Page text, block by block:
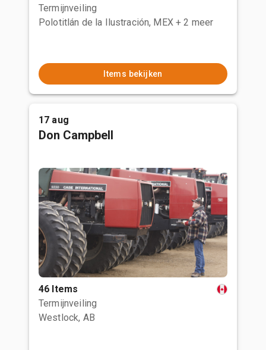
Termijnveiling
Polotitlán de la Ilustración, MEX + 2 meer
Items bekijken
17 aug
Don Campbell
46 Items
Termijnveiling
Westlock, AB